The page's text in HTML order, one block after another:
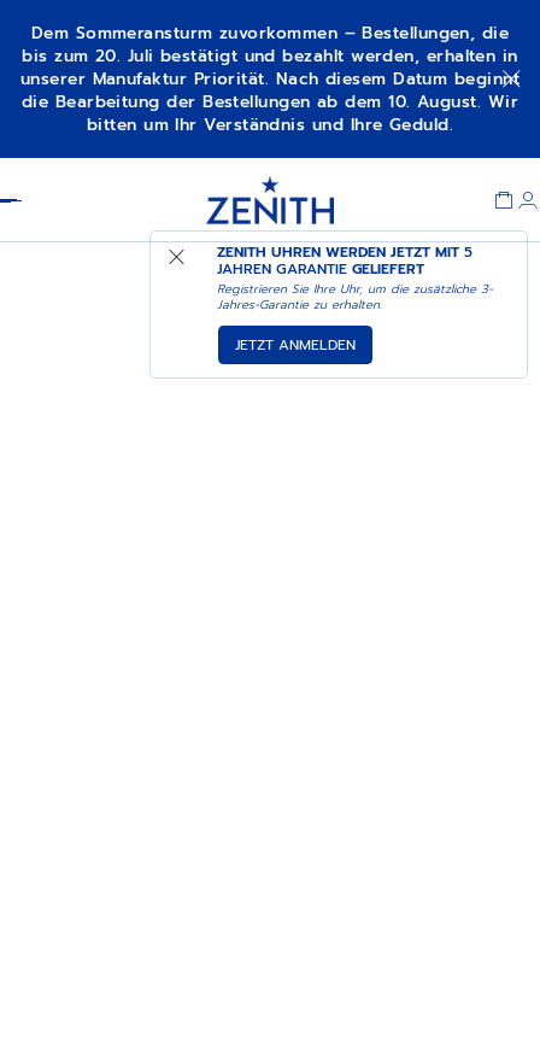
Dem Sommeransturm zuvorkommen – Bestellungen, die
bis zum 20. Juli bestätigt und bezahlt werden, erhalten in
unserer Manufaktur Priorität. Nach diesem Datum beginnt
die Bearbeitung der Bestellungen ab dem 10. August. Wir
bitten um Ihr Verständnis und Ihre Geduld.
ZENITH UHREN WERDEN JETZT MIT5
JAHREN GARANTIE GELIEFERT
Registrieren Sie Ihre Uhr, um die zusätzliche 3-
Jahres-Garantie zu erhalten.
JETZT ANMELDEN